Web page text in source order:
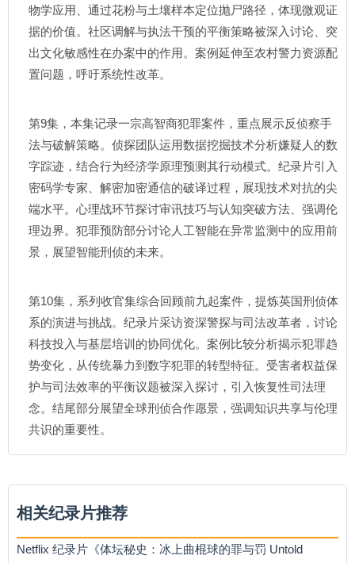
物学应用、通过花粉与土壤样本定位抛尸路径，体现微观证
据的价值。社区调解与执法干预的平衡策略被深入讨论、突
出文化敏感性在办案中的作用。案例延伸至农村警力资源配
置问题，呼吁系统性改革。
第9集，本集记录一宗高智商犯罪案件，重点展示反侦察手
法与破解策略。侦探团队运用数据挖掘技术分析嫌疑人的数
字踪迹，结合行为经济学原理预测其行动模式。纪录片引入
密码学专家、解密加密通信的破译过程，展现技术对抗的尖
端水平。心理战环节探讨审讯技巧与认知突破方法、强调伦
理边界。犯罪预防部分讨论人工智能在异常监测中的应用前
景，展望智能刑侦的未来。
第10集，系列收官集综合回顾前九起案件，提炼英国刑侦体
系的演进与挑战。纪录片采访资深警探与司法改革者，讨论
科技投入与基层培训的协同优化。案例比较分析揭示犯罪趋
势变化，从传统暴力到数字犯罪的转型特征。受害者权益保
护与司法效率的平衡议题被深入探讨，引入恢复性司法理
念。结尾部分展望全球刑侦合作愿景，强调知识共享与伦理
共识的重要性。
相关纪录片推荐
Netflix 纪录片《体坛秘史：冰上曲棍球的罪与罚 Untold